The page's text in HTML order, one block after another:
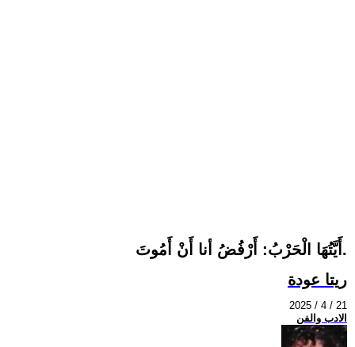
أَيَّتُهَا الْحَرْبُ: أَرْفُضُ أنا أَنْ أَمُوتَ.
ريتا عودة
2025 / 4 / 21
الادب والفن